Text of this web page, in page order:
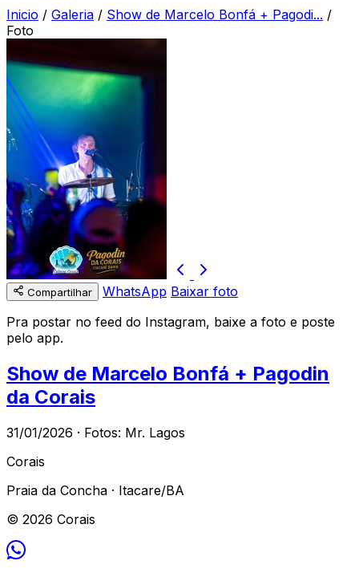
Inicio / Galeria / Show de Marcelo Bonfá + Pagodi... /
Foto
Compartilhar WhatsApp Baixar foto
Pra postar no feed do Instagram, baixe a foto e poste
pelo app.
Show de Marcelo Bonfá + Pagodin
da Corais
31/01/2026 · Fotos: Mr. Lagos
Corais
Praia da Concha · Itacare/BA
© 2026 Corais